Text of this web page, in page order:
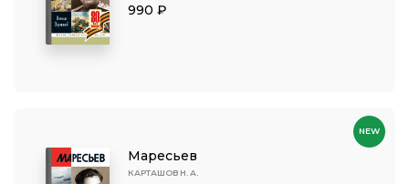
990 ₽
Маресьев
КАРТАШОВ Н. А.
NEW